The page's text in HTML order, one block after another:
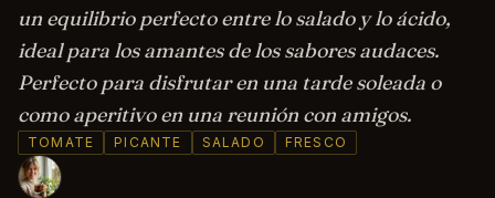
un equilibrio perfecto entre lo salado y lo ácido,
ideal para los amantes de los sabores audaces.
Perfecto para disfrutar en una tarde soleada o
como aperitivo en una reunión con amigos.
TOMATE PICANTE SALADO FRESCO